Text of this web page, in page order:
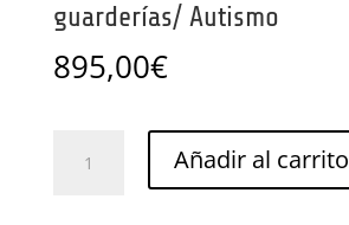
guarderías/ Autismo
895,00€
educativas
Añadir al carrito